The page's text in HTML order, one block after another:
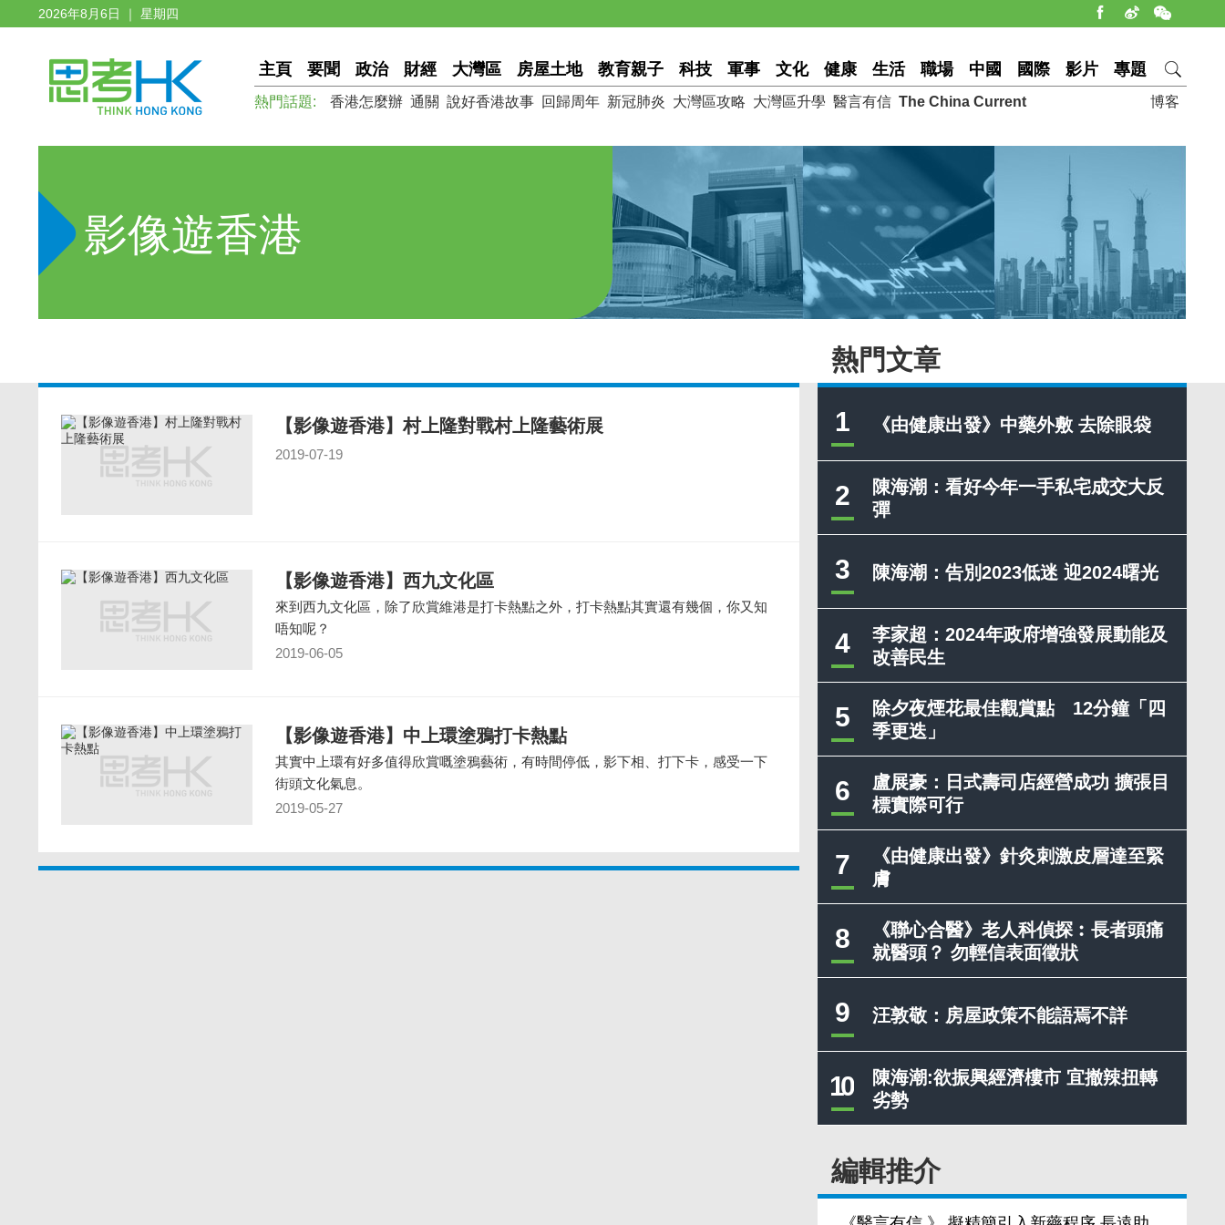
2026年8月6日 ｜ 星期四
主頁 要聞 政治 財經 大灣區 房屋土地 教育親子 科技 軍事 文化 健康 生活 職場 中國 國際 影片 專題
博客
熱門話題: 香港怎麼辦 通關 說好香港故事 回歸周年 新冠肺炎 大灣區攻略 大灣區升學 醫言有信 The China Current
影像遊香港
熱門文章
1 《由健康出發》中藥外敷 去除眼袋
2
陳海潮：看好今年一手私宅成交大反
彈
3 陳海潮：告別2023低迷 迎2024曙光
4
李家超：2024年政府增強發展動能及
改善民生
5
除夕夜煙花最佳觀賞點 12分鐘「四
季更迭」
6
盧展豪：日式壽司店經營成功 擴張目
標實際可行
7
《由健康出發》針灸刺激皮層達至緊
膚
8
《聯心合醫》老人科偵探︰長者頭痛
就醫頭？ 勿輕信表面徵狀
9 汪敦敬：房屋政策不能語焉不詳
10
陳海潮:欲振興經濟樓市 宜撤辣扭轉
劣勢
編輯推介
【影像遊香港】村上隆對戰村上隆藝術展
2019-07-19
【影像遊香港】西九文化區
來到西九文化區，除了欣賞維港是打卡熱點之外，打卡熱點其實還有幾個，你又知
唔知呢？
2019-06-05
【影像遊香港】中上環塗鴉打卡熱點
其實中上環有好多值得欣賞嘅塗鴉藝術，有時間停低，影下相、打下卡，感受一下
街頭文化氣息。
2019-05-27